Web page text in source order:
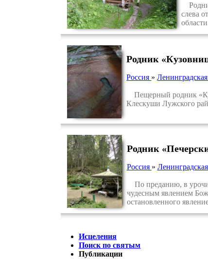
слева
Родник
Россия »
Пещерный родник
Клескуши Лужского
Родник
Россия »
По преданию, в
чудесным явлением
остановленного
Исцеления
Поиск по святым
Публикации